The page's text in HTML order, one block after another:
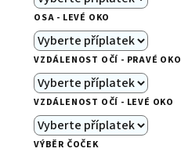
OSA - LEVÉ OKO
VZDÁLENOST OČÍ - PRAVÉ OKO
VZDÁLENOST OČÍ - LEVÉ OKO
VÝBĚR ČOČEK